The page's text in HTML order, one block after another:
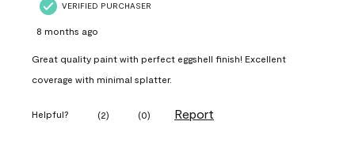
VERIFIED PURCHASER
8 months ago
Great quality paint with perfect eggshell finish! Excellent
coverage with minimal splatter.
Helpful? (2) (0) Report